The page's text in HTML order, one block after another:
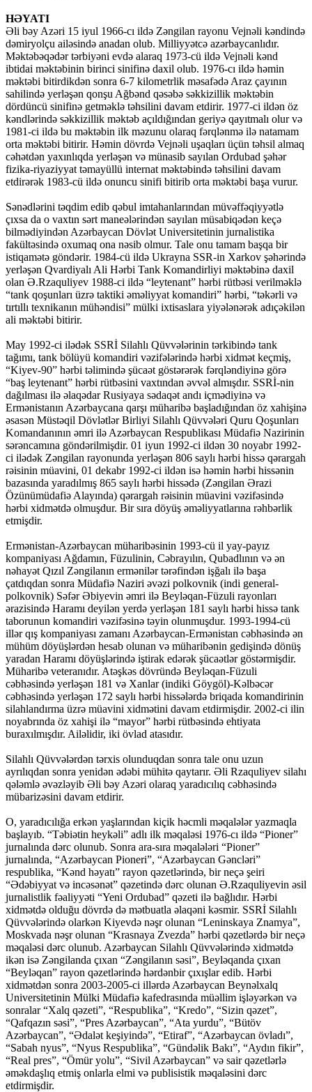
HƏYATI
Əli bəy Azəri 15 iyul 1966-cı ildə Zəngilan rayonu Vejnəli kəndində
dəmiryolçu ailəsində anadan olub. Milliyyətcə azərbaycanlıdır.
Məktəbəqədər tərbiyəni evdə alaraq 1973-cü ildə Vejnəli kənd
ibtidai məktəbinin birinci sinifinə daxil olub. 1976-cı ildə həmin
məktəbi bitirdikdən sonra 6-7 kilometrlik məsafədə Araz çayının
sahilində yerləşən qonşu Ağbənd qəsəbə səkkizillik məktəbin
dördüncü sinifinə getməklə təhsilini davam etdirir. 1977-ci ildən öz
kəndlərində səkkizillik məktəb açıldığından geriyə qayıtmalı olur və
1981-ci ildə bu məktəbin ilk məzunu olaraq fərqlənmə ilə natamam
orta məktəbi bitirir. Həmin dövrdə Vejnəli uşaqları üçün təhsil almaq
cəhətdən yaxınlıqda yerləşən və münasib sayılan Ordubad şəhər
fizika-riyaziyyat təmayüllü internat məktəbində təhsilini davam
etdirərək 1983-cü ildə onuncu sinifi bitirib orta məktəbi başa vurur.
Sənədlərini təqdim edib qəbul imtahanlarından müvəffəqiyyətlə
çıxsa da o vaxtın sərt maneələrindən sayılan müsabiqədən keçə
bilmədiyindən Azərbaycan Dövlət Universitetinin jurnalistika
fakültəsində oxumaq ona nəsib olmur. Tale onu tamam başqa bir
istiqamətə göndərir. 1984-cü ildə Ukrayna SSR-in Xarkov şəhərində
yerləşən Qvardiyalı Ali Hərbi Tank Komandirliyi məktəbinə daxil
olan Ə.Rzaquliyev 1988-ci ildə “leytenant” hərbi rütbəsi verilməklə
“tank qoşunları üzrə taktiki əməliyyat komandiri” hərbi, “təkərli və
tırtıllı texnikanın mühəndisi” mülki ixtisaslara yiyələnərək adıçəkilən
ali məktəbi bitirir.
May 1992-ci ilədək SSRİ Silahlı Qüvvələrinin tərkibində tank
tağımı, tank bölüyü komandiri vəzifələrində hərbi xidmət keçmiş,
“Kiyev-90” hərbi təlimində şücaət göstərərək fərqləndiyinə görə
“baş leytenant” hərbi rütbəsini vaxtından əvvəl almışdır. SSRİ-nin
dağılması ilə əlaqədar Rusiyaya sədaqət andı içmədiyinə və
Ermənistanın Azərbaycana qarşı müharibə başladığından öz xahişinə
əsasən Müstəqil Dövlətlər Birliyi Silahlı Qüvvələri Quru Qoşunları
Komandanının əmri ilə Azərbaycan Respublikası Müdafiə Nazirinin
sərəncamına göndərilmişdir. 01 iyun 1992-ci ildən 30 noyabr 1992-
ci ilədək Zəngilan rayonunda yerləşən 806 saylı hərbi hissə qərargah
rəisinin müavini, 01 dekabr 1992-ci ildən isə həmin hərbi hissənin
bazasında yaradılmış 865 saylı hərbi hissədə (Zəngilan Ərazi
Özünümüdafiə Alayında) qərargah rəisinin müavini vəzifəsində
hərbi xidmətdə olmuşdur. Bir sıra döyüş əməliyyatlarına rəhbərlik
etmişdir.
Ermənistan-Azərbaycan müharibəsinin 1993-cü il yay-payız
kompaniyası Ağdamın, Füzulinin, Cəbrayılın, Qubadlının və ən
nəhayət Qızıl Zəngilanın ermənilər tərəfindən işğalı ilə başa
çatdıqdan sonra Müdafiə Naziri əvəzi polkovnik (indi general-
polkovnik) Səfər Əbiyevin əmri ilə Beyləqan-Füzuli rayonları
ərazisində Haramı deyilən yerdə yerləşən 181 saylı hərbi hissə tank
taborunun komandiri vəzifəsinə təyin olunmuşdur. 1993-1994-cü
illər qış kompaniyası zamanı Azərbaycan-Ermənistan cəbhəsində ən
mühüm döyüşlərdən hesab olunan və müharibənin gedişində dönüş
yaradan Haramı döyüşlərində iştirak edərək şücaətlər göstərmişdir.
Müharibə veteranıdır. Atəşkəs dövründə Beyləqan-Füzuli
cəbhəsində yerləşən 181 və Xanlar (indiki Göygöl)-Kəlbəcər
cəbhəsində yerləşən 172 saylı hərbi hissələrdə briqada komandirinin
silahlandırma üzrə müavini xidmətini davam etdirmişdir. 2002-ci ilin
noyabrında öz xahişi ilə “mayor” hərbi rütbəsində ehtiyata
buraxılmışdır. Ailəlidir, iki övlad atasıdır.
Silahlı Qüvvələrdən tərxis olunduqdan sonra tale onu uzun
ayrılıqdan sonra yenidən ədəbi mühitə qaytarır. Əli Rzaquliyev silahı
qələmlə əvəzləyib Əli bəy Azəri olaraq yaradıcılıq cəbhəsində
mübarizəsini davam etdirir.
O, yaradıcılığa erkən yaşlarından kiçik həcmli məqalələr yazmaqla
başlayıb. “Təbiətin heykəli” adlı ilk məqaləsi 1976-cı ildə “Pioner”
jurnalında dərc olunub. Sonra ara-sıra məqalələri “Pioner”
jurnalında, “Azərbaycan Pioneri”, “Azərbaycan Gəncləri”
respublika, “Kənd həyatı” rayon qəzetlərində, bir neçə şeiri
“Ədəbiyyat və incəsənət” qəzetində dərc olunan Ə.Rzaquliyevin əsil
jurnalistlik fəaliyyəti “Yeni Ordubad” qəzeti ilə bağlıdır. Hərbi
xidmətdə olduğu dövrdə də mətbuatla əlaqəni kəsmir. SSRİ Silahlı
Qüvvələrində olarkən Kiyevdə nəşr olunan “Leninskaya Znamya”,
Moskvada nəşr olunan “Krasnaya Zvezda” hərbi qəzetlərdə bir neçə
məqaləsi dərc olunub. Azərbaycan Silahlı Qüvvələrində xidmətdə
ikən isə Zəngilanda çıxan “Zəngilanın səsi”, Beyləqanda çıxan
“Beyləqan” rayon qəzetlərində hərdənbir çıxışlar edib. Hərbi
xidmətdən sonra 2003-2005-ci illərdə Azərbaycan Beynəlxalq
Universitetinin Mülki Müdafiə kafedrasında müəllim işləyərkən və
sonralar “Xalq qəzeti”, “Respublika”, “Kredo”, “Sizin qəzet”,
“Qafqazın səsi”, “Pres Azərbaycan”, “Ata yurdu”, “Bütöv
Azərbaycan”, “Ədalət keşiyində”, “Etiraf”, “Azərbaycan övladı”,
“Sabah nyus”, “Nyus Respublika”, “Gündəlik Bakı”, “Aydın fikir”,
“Real pres”, “Ömür yolu”, “Sivil Azərbaycan” və sair qəzetlərlə
əməkdaşlıq etmiş onlarla elmi və publisistik məqaləsini dərc
etdirmişdir.